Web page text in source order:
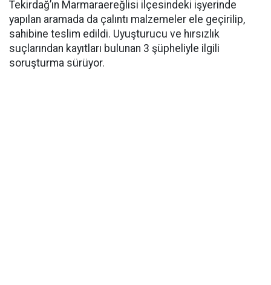
Tekirdağ’ın Marmaraereğlisi ilçesindeki işyerinde
yapılan aramada da çalıntı malzemeler ele geçirilip,
sahibine teslim edildi. Uyuşturucu ve hırsızlık
suçlarından kayıtları bulunan 3 şüpheliyle ilgili
soruşturma sürüyor.